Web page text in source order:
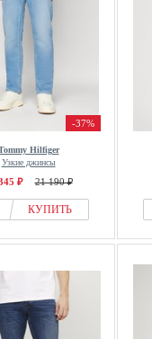
-37%
Hilfiger
Узкие джинсы
₽ 21 190 ₽
КУПИТЬ